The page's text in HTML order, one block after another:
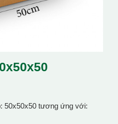
50x50x50 tương ứng với: